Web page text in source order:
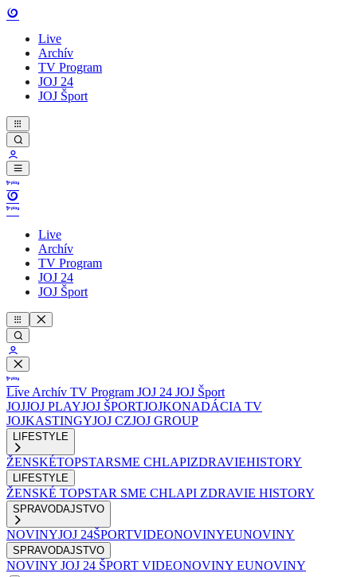
Live
Archív
TV Program
JOJ 24
JOJ Šport
Live
Archív
TV Program
JOJ 24
JOJ Šport
Live Archív TV Program JOJ 24 JOJ Šport
JOJJOJ PLAYJOJ ŠPORTJOJKONADÁCIA TV
JOJKASTINGYJOJ CZJOJ GROUP
LIFESTYLE
ŽENSKÉTOPSTARSME CHLAPIZDRAVIEHISTORY
LIFESTYLE
ŽENSKÉ TOPSTAR SME CHLAPI ZDRAVIE HISTORY
SPRAVODAJSTVO
NOVINYJOJ 24ŠPORTVIDEONOVINYEUNOVINY
SPRAVODAJSTVO
NOVINY JOJ 24 ŠPORT VIDEONOVINY EUNOVINY